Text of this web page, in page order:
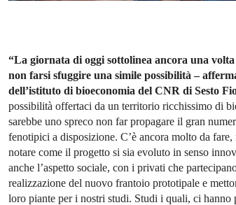
“La giornata di oggi sottolinea ancora una
non farsi sfuggire una simile possibilità –
dell’istituto di bioeconomia del CNR di Sesto
possibilità offertaci da un territorio ricchissimo di
sarebbe uno spreco non far propagare il gran
fenotipici a disposizione. C’è ancora molto da fare,
notare come il progetto si sia evoluto in senso
anche l’aspetto sociale, con i privati che
realizzazione del nuovo frantoio prototipale e
loro piante per i nostri studi. Studi i quali, ci hanno